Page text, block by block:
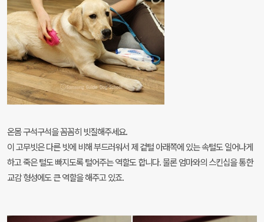
온몸 구석구석을 꼼꼼히 빗질해주세요.
이 고무빗은 다른 빗에 비해 부드러워서 제 겉털 아래쪽에 있는 속털도 일어나게
하고 죽은 털도 빠지도록 털어주는 역할도 합니다. 물론 엄마와의 스킨십을 통한
교감 형성에도 큰 역할을 해주고 있죠.